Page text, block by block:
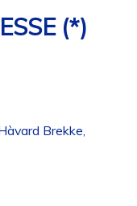
(*)
Brekke,